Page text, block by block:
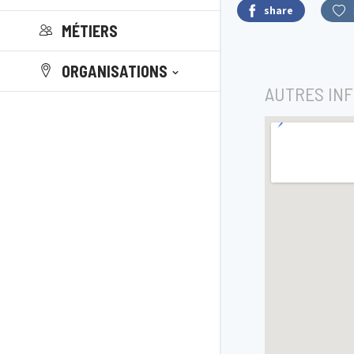
MÉTIERS
ORGANISATIONS
share
AUTRES